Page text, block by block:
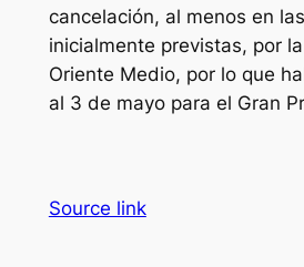
cancelación, al menos en
inicialmente previstas, por
Oriente Medio, por lo que
al 3 de mayo para el Gran
Source link